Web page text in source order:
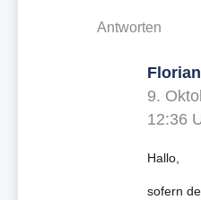
Antworten
9.
12:36
Hallo,
sofern